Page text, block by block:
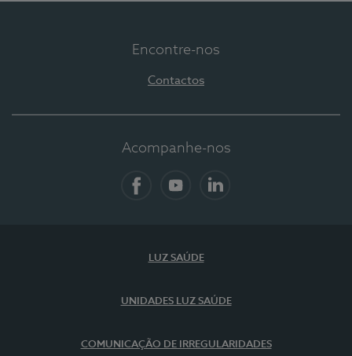
Encontre-nos
Contactos
Acompanhe-nos
LUZ SAÚDE
UNIDADES LUZ SAÚDE
COMUNICAÇÃO DE IRREGULARIDADES